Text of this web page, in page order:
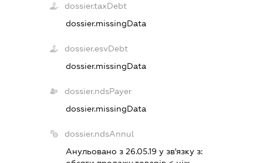
dossier.taxDebt
dossier.missingData
dossier.esvDebt
dossier.missingData
dossier.ndsPayer
dossier.missingData
dossier.ndsAnnul
Анульовано з 26.05.19 у зв'язку з: